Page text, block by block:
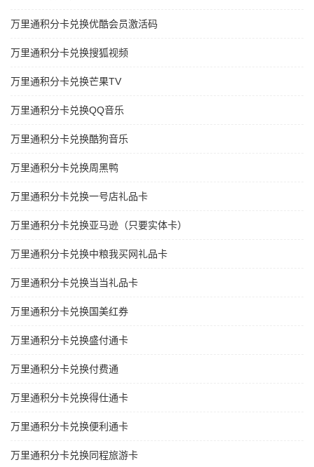
万里通积分卡兑换优酷会员激活码
万里通积分卡兑换搜狐视频
万里通积分卡兑换芒果TV
万里通积分卡兑换QQ音乐
万里通积分卡兑换酷狗音乐
万里通积分卡兑换周黑鸭
万里通积分卡兑换一号店礼品卡
万里通积分卡兑换亚马逊（只要实体卡）
万里通积分卡兑换中粮我买网礼品卡
万里通积分卡兑换当当礼品卡
万里通积分卡兑换国美红券
万里通积分卡兑换盛付通卡
万里通积分卡兑换付费通
万里通积分卡兑换得仕通卡
万里通积分卡兑换便利通卡
万里通积分卡兑换同程旅游卡